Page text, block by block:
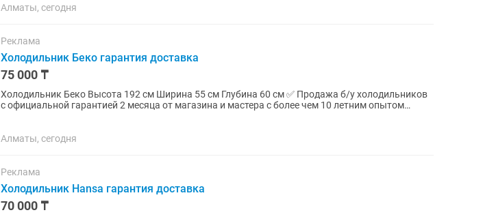
Алматы, сегодня
Реклама
Холодильник Беко гарантия доставка
75 000 ₸
Холодильник Беко Высота 192 см Ширина 55 см Глубина 60 см ✅ Продажа б/у холодильников
с официальной гарантией 2 месяца от магазина и мастера с более чем 10 летним опытом
Алматы, сегодня
Реклама
Холодильник Hansa гарантия доставка
70 000 ₸